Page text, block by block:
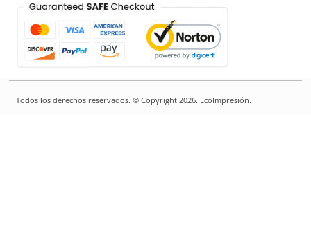
Todos los derechos reservados. © Copyright 2026. EcoImpresión.